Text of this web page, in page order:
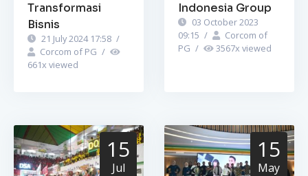
Transformasi
Bisnis
21 July 2024 17:58 /
Corcom of PG /
661x viewed
Indonesia Group
03 October 2023
09:15 /
Corcom of
PG / 3567x viewed
15
Jul
15
May